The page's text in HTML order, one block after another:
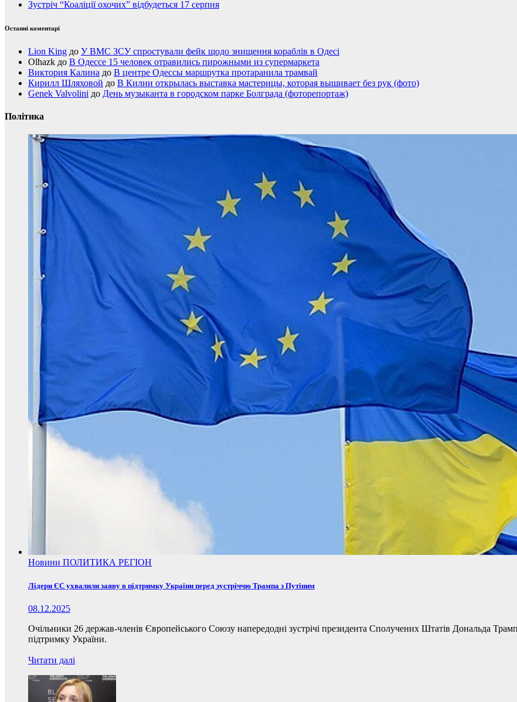
Зустріч “Коаліції охочих” відбудеться 17 серпня
Останні коментарі
Lion King до У ВМС ЗСУ спростували фейк щодо знищення кораблів в Одесі
Olhazk до В Одессе 15 человек отравились пирожными из супермаркета
Виктория Калина до В центре Одессы маршрутка протаранила трамвай
Кирилл Шляховой до В Килии открылась выставка мастерицы, которая вышивает без рук (фото)
Genek Valvolini до День музыканта в городском парке Болграда (фоторепортаж)
Політика
Новини ПОЛИТИКА РЕГІОН
Лідери ЄС ухвалили заяву в підтримку України перед зустріччю Трампа з Путіним
08.12.2025
Очільники 26 держав-членів Європейського Союзу напередодні зустрічі президента Сполучених Штатів Дональда
підтримку України.
Читати далі